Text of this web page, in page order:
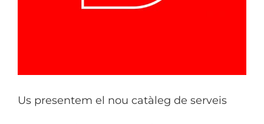
Us presentem el nou catàleg de serveis